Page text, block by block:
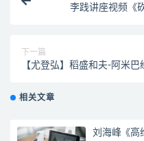
李践讲座视频《
下一篇
【尤登弘】稻盛和夫-阿米
相关文章
刘海峰《高